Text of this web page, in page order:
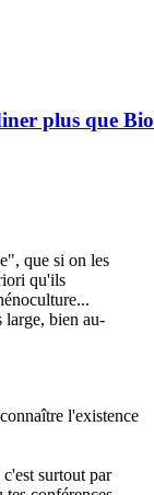
plus que Bio
que si on les
qu'ils
large, bien au-
l'existence
surtout par